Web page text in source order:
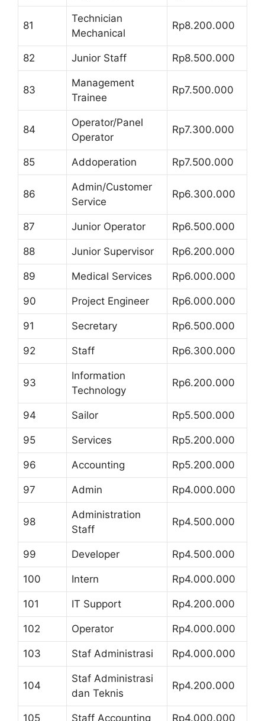
81
Technician
Mechanical
Rp8.200.000
82 Junior Staff Rp8.500.000
83
Management
Trainee
Rp7.500.000
84
Operator/Panel
Operator
Rp7.300.000
85 Addoperation Rp7.500.000
86
Admin/Customer
Service
Rp6.300.000
87 Junior Operator Rp6.500.000
88 Junior Supervisor Rp6.200.000
89 Medical Services Rp6.000.000
90 Project Engineer Rp6.000.000
91 Secretary Rp6.500.000
92 Staff Rp6.300.000
93
Information
Technology
Rp6.200.000
94 Sailor Rp5.500.000
95 Services Rp5.200.000
96 Accounting Rp5.200.000
97 Admin Rp4.000.000
98
Administration
Staff
Rp4.500.000
99 Developer Rp4.500.000
100 Intern Rp4.000.000
101 IT Support Rp4.200.000
102 Operator Rp4.000.000
103 Staf Administrasi Rp4.000.000
104
Staf Administrasi
dan Teknis
Rp4.200.000
105 Staff Accounting Rp4.000.000